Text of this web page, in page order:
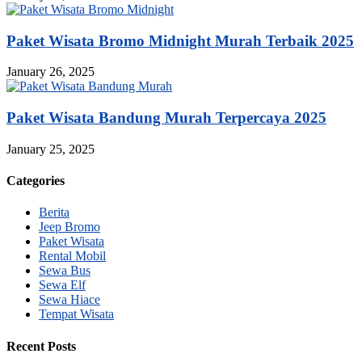
Paket Wisata Bromo Midnight Murah Terbaik 2025
January 26, 2025
Paket Wisata Bandung Murah Terpercaya 2025
January 25, 2025
Categories
Berita
Jeep Bromo
Paket Wisata
Rental Mobil
Sewa Bus
Sewa Elf
Sewa Hiace
Tempat Wisata
Recent Posts